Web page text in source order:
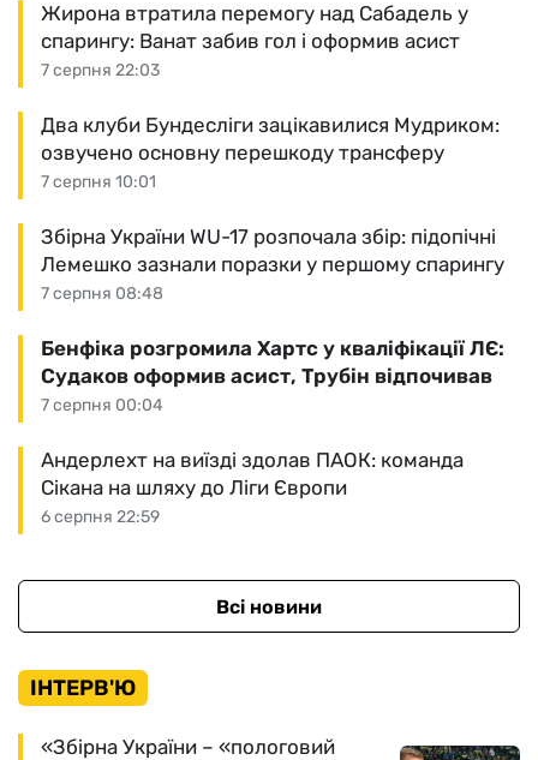
7 серпня 22:03
Жирона втратила перемогу над Сабадель у
спарингу: Ванат забив гол і оформив асист
7 серпня 10:01
Два клуби Бундесліги зацікавилися Мудриком:
озвучено основну перешкоду трансферу
7 серпня 08:48
Збірна України WU-17 розпочала збір: підопічні
Лемешко зазнали поразки у першому спарингу
7 серпня 00:04
Бенфіка розгромила Хартс у кваліфікації ЛЄ:
Судаков оформив асист, Трубін відпочивав
6 серпня 22:59
Андерлехт на виїзді здолав ПАОК: команда
Сікана на шляху до Ліги Європи
Всі новини
ІНТЕРВ'Ю
«Збірна України – «пологовий